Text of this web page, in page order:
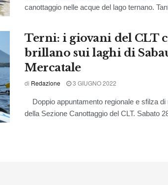
canottaggio nelle acque del lago ternano.
Terni: i giovani del CLT
brillano sui laghi di
Mercatale
di Redazione 3 GIUGNO 2022
Doppio appuntamento regionale e sfilza di
della Sezione Canottaggio del CLT. Sabato